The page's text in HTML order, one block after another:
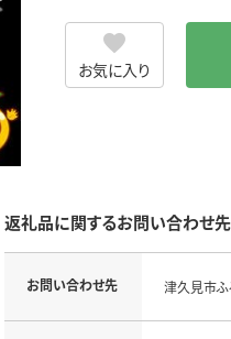
お気に入り
返礼品に関するお問い合わせ先
お問い合わせ先 津久見市ふ